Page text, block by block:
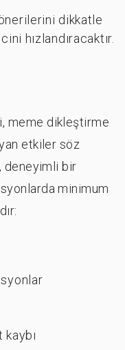
dikkatle
hızlandıracaktır.
meme dikleştirme
etkiler söz
deneyimli bir
minimum